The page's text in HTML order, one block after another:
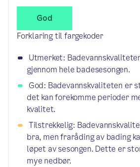
God
God
Forklaring til fargekoder
Utmerket:
Utmerket:
gjennom hele badesesongen.
God: Badevannskvaliteten er
God: Badevannskvaliteten er
det kan forekomme perioder
kvalitet.
Tilstrekkelig:
Tilstrekkelig:
bra, men fraråding av bading
løpet av sesongen. Dette er
mye nedbør.